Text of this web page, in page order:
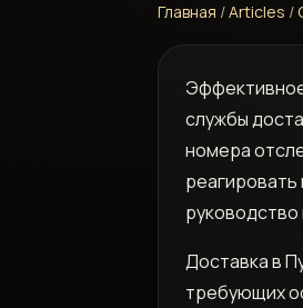
Главная /Articles /
службы
номера
Доставка в
требующих